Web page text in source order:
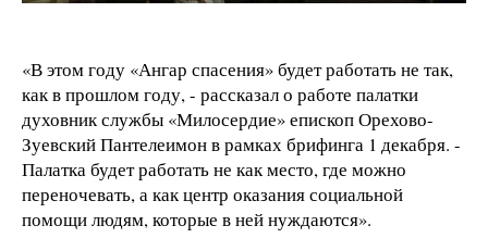
«В этом году «Ангар спасения» будет работать не так,
как в прошлом году, - рассказал о работе палатки
духовник службы «Милосердие» епископ Орехово-
Зуевский Пантелеимон в рамках брифинга 1 декабря. -
Палатка будет работать не как место, где можно
переночевать, а как центр оказания социальной
помощи людям, которые в ней нуждаются».